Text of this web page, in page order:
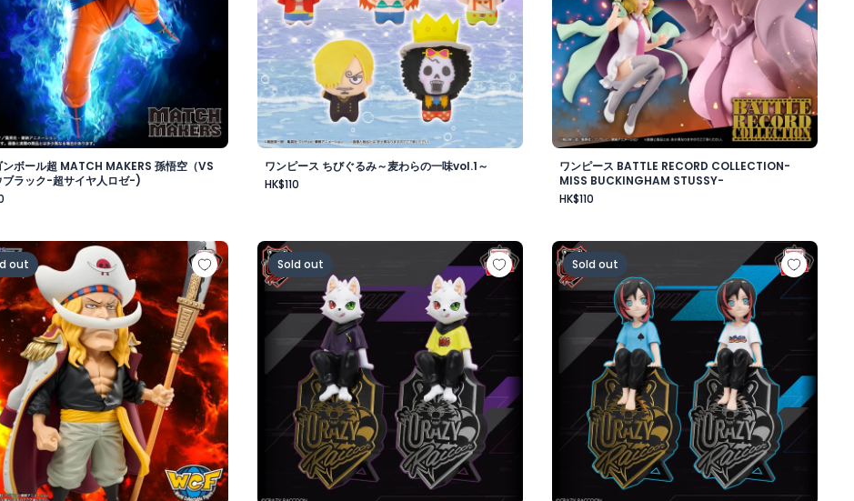
ンボール超 MATCH MAKERS 孫悟空（VS
ブラック-超サイヤ人ロゼ-)
ワンピース ちびぐるみ～麦わらの一味vol.1～
HK$110
ワンピース BATTLE RECORD COLLECTION-
MISS BUCKINGHAM STUSSY-
HK$110
ース メガワールドコレクタブルフィギュア-ゴッドバレー事件 エドワード・ニューゲート-
out
Crazy Raccoon デスクトップフィギュア-Ras-
Sold out
Crazy Raccoon デスクトップフィギュア-
Sold out